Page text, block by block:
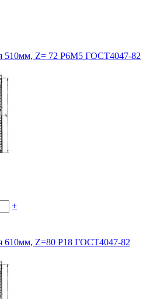
510мм, Z= 72 Р6М5 ГОСТ4047-82
+
610мм, Z=80 Р18 ГОСТ4047-82